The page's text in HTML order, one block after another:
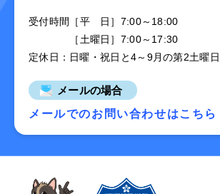
受付時間
［平 日］7:00～18:00
［土曜日］7:00～17:30
定休日：日曜・祝日と4～9月の第2土曜日
メールの場合
メールでのお問い合わせはこちら